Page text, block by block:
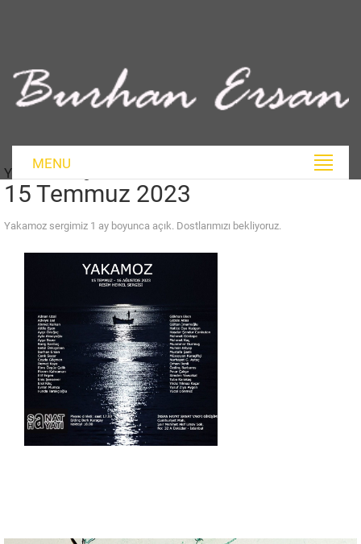
MENU
Yakamoz Sergisi
15 Temmuz 2023
Yakamoz sergimiz 1 ay boyunca açık. Dostlarımızı bekliyoruz.
Van Der Valk Otellerindeki Reng-I Su Sergisi